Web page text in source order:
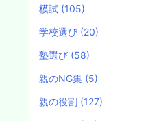
模試 (105)
学校選び (20)
塾選び (58)
親のNG集 (5)
親の役割 (127)